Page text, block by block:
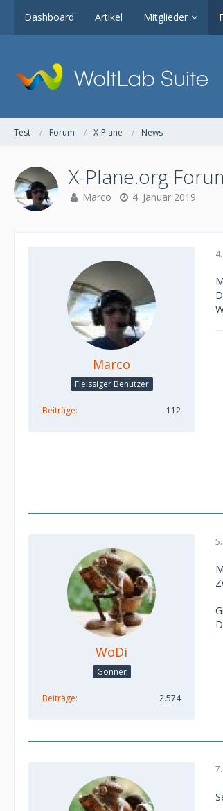
Dashboard Artikel Mitglieder
Test Forum X-Plane News
X-Plane.org
Marco 4. Januar 2019
Marco
Fleissiger Benutzer
Beiträge 112
WoDi
Gönner
Beiträge 2.574